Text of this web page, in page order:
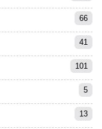
66
41
101
5
13